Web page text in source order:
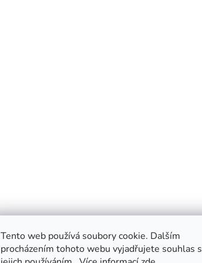
Tento web používá soubory cookie. Dalším
procházením tohoto webu vyjadřujete souhlas s